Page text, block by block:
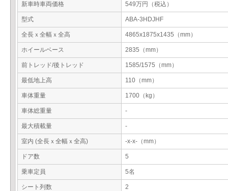
新車時車両価格 549万円（税込）
型式 ABA-3HDJHF
全長ｘ全幅ｘ全高 4865x1875x1435（mm）
ホイールベース 2835（mm）
前トレッド/後トレッド 1585/1575（mm）
最低地上高 110（mm）
車体重量 1700（kg）
車体総重量 -
最大積載量 -
室内 (全長ｘ全幅ｘ全高) -x-x-（mm）
ドア数 5
乗車定員 5名
シート列数 2